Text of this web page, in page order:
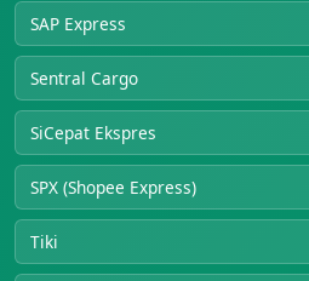
SAP Express
Sentral Cargo
SiCepat Ekspres
SPX (Shopee Express)
Tiki